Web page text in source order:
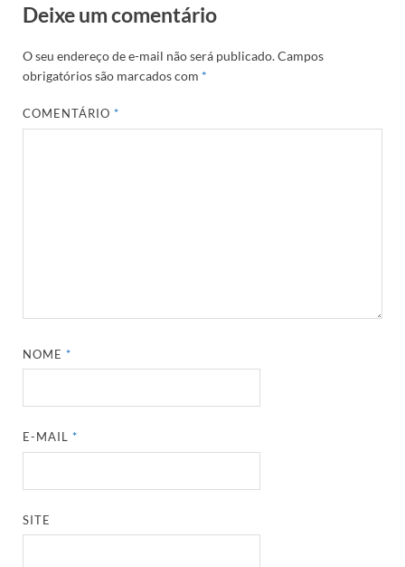
Deixe um comentário
O seu endereço de e-mail não será publicado.Campos
obrigatórios são marcados com *
COMENTÁRIO*
NOME*
E-MAIL*
SITE